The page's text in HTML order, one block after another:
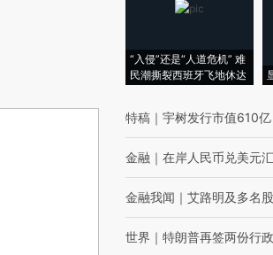
“入侵”还是“人道危机” 难
民潮撕裂西班牙飞地休达
特稿 ｜ 宇树发行市值610
金融 ｜ 在岸人民币兑美元
金融我闻 ｜ 艾路明及多名
世界 ｜ 特朗普再签两份行